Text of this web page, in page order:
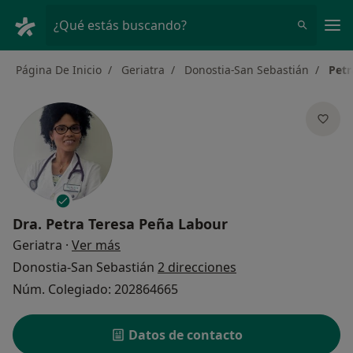
¿Qué estás buscando?
Página De Inicio Geriatra Donostia-San Sebastián
Dra. Petra Teresa Peña Labour
Geriatra · Ver más
Donostia-San Sebastián 2 direcciones
Núm. Colegiado: 202864665
Datos de contacto